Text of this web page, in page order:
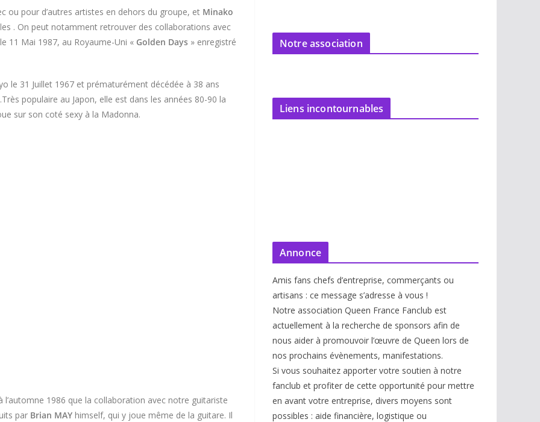
ou pour d’autres artistes en dehors du groupe, et Minako
. On peut notamment retrouver des collaborations avec
11 Mai 1987, au Royaume-Uni « Golden Days » enregistré
le 31 Juillet 1967 et prématurément décédée à 38 ans
populaire au Japon, elle est dans les années 80-90 la
sur son coté sexy à la Madonna.
l’automne 1986 que la collaboration avec notre guitariste
par Brian MAY himself, qui y joue même de la guitare. Il
Notre association
Liens incontournables
Annonce
Amis fans chefs d’entreprise, commerçants ou
artisans : ce message s’adresse à vous !
Notre association Queen France Fanclub est
actuellement à la recherche de sponsors afin de
nous aider à promouvoir l’œuvre de Queen lors de
nos prochains évènements, manifestations.
Si vous souhaitez apporter votre soutien à notre
fanclub et profiter de cette opportunité pour mettre
en avant votre entreprise, divers moyens sont
possibles : aide financière, logistique ou